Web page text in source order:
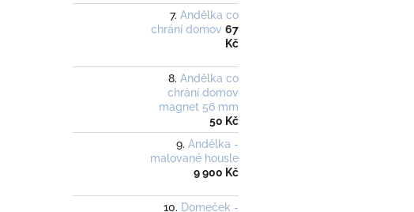
Andělka co
chrání domov 67
Kč
Andělka co
chrání domov
magnet 56 mm
50 Kč
Andělka -
malované housle
9 900 Kč
Domeček -